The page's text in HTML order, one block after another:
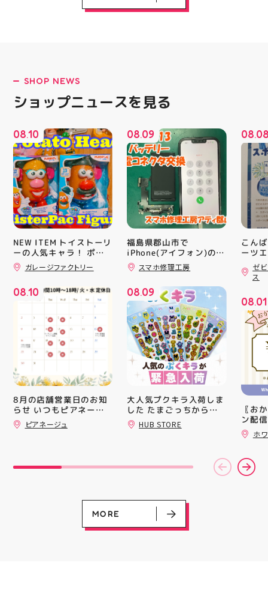
SHOP NEWS
ショップニュースを見る
08.10
NEW ITEM トイストーリ
ーの人気キャラ！ ポテ
トヘッド夫妻のフィギュ
アが登場！ ポテトのボ
み、 楽しい顔を作って
遊ぶ事が出来ます パー
るので色々楽しめますよ
#アメリカン雑貨 #アテ
ィ郡山 #福島県 #郡山駅
前 #郡山市
ガレージファクトリー
08.10
8月の店舗営業日のお知
らせ いつもピアネージ
ュをご利用いただき あ
りがとうございます 8月
15日は店舗をお休みさ
🧵定休日 火・水 イベ
ント出店の日もあります
ンダーをチェックしてい
ピアネージュ
08.09
福島県郡山市で
iPhone(アイフォン)の充
電口修理はスマホ修理工
房アティ郡山店なら即日
スマホ修理工房
08.09
大人気プクキラ入荷しま
した たまごっちからサ
ンリオまで 全13種類の
豊富なラインナップが勢
ず胸キュンしちゃうデザ
インばかり 集めたくな
定での入荷となりますの
で 気になっていた方、
まだGETできてない方は
売り切れる前にぜひお早
HUB STORE
08.
こん
ーツ
ィ郡
「ゼ
つり
16(日
ィ館
を行
入り
対策
た、
ート(
買い
ツポ
録)画
だく
加す
ズな
ぜひ
熱い
ゼ
ス
08.01
〖お
ン配
ッパ
￥
ーポ
ース
ホ
MORE